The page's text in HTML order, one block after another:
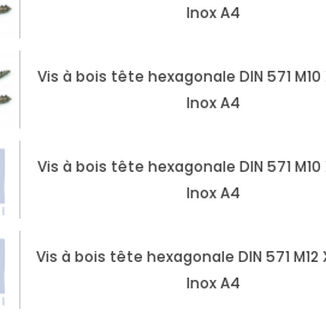
Inox A4
Vis à bois tête hexagonale DIN 571
Inox A4
Vis à bois tête hexagonale DIN 571
Inox A4
Vis à bois tête hexagonale DIN 571 M12
Inox A4